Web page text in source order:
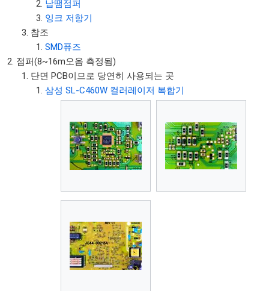
COPYRIGHT (C) 투고기술 ALL RIGHTS RESEVED
투고기술 위키 저작권
납땜점퍼
잉크 저항기
참조
SMD퓨즈
점퍼(8~16m오옴 측정됨)
단면 PCB이므로 당연히 사용되는 곳
삼성 SL-C460W 컬러레이저 복합기